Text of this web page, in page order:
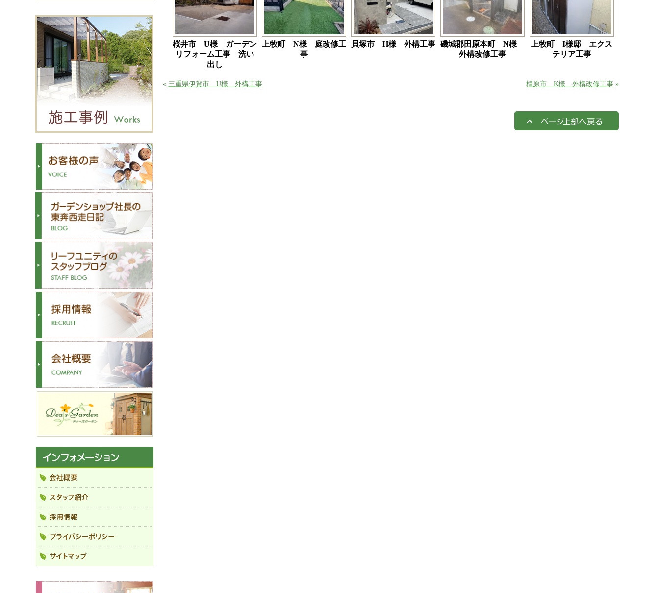
桜井市 U様 ガーデン
リフォーム工事 洗い
出し
上牧町 N様 庭改修工
事
貝塚市 H様 外構工事 磯城郡田原本町 N様
外構改修工事
上牧町 I様邸 エクス
テリア工事
« 三重県伊賀市 U様 外構工事 橿原市 K様 外構改修工事 »